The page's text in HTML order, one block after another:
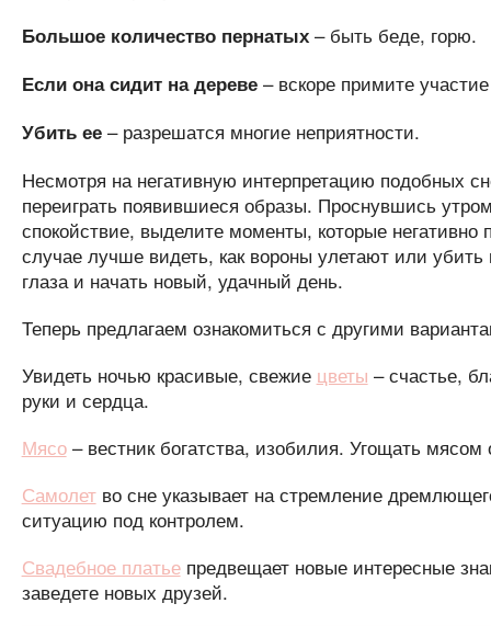
Большое количество пернатых– быть беде, горю.
Если она сидит на дереве– вскоре примите
Убить ее– разрешатся многие неприятности.
Несмотря на негативную интерпретацию подобных
переиграть появившиеся образы. Проснувшись
спокойствие, выделите моменты, которые
случае лучше видеть, как вороны улетают или
глаза и начать новый, удачный день.
Теперь предлагаем ознакомиться с другими
Увидеть ночью красивые, свежие цветы – счастье,
руки и сердца.
Мясо– вестник богатства, изобилия. Угощать
Самолетво сне указывает на стремление
ситуацию под контролем.
Свадебное платьепредвещает новые интересные
заведете новых друзей.